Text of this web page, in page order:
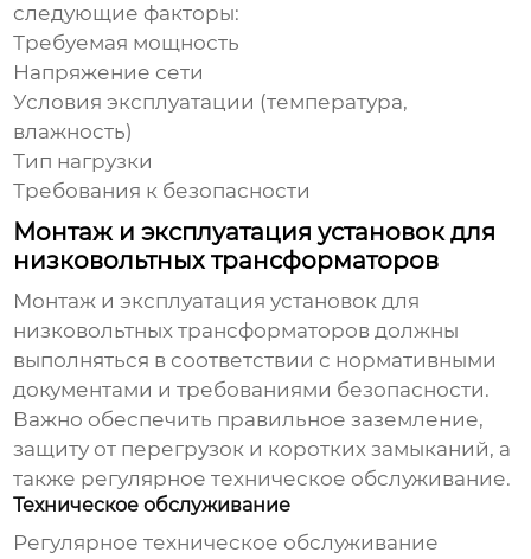
следующие факторы:
Требуемая мощность
Напряжение сети
Условия эксплуатации (температура,
влажность)
Тип нагрузки
Требования к безопасности
Монтаж и эксплуатация установок для
низковольтных трансформаторов
Монтаж и эксплуатацияустановок для
низковольтных трансформаторов должны
выполняться в соответствии с нормативными
документами и требованиями безопасности.
Важно обеспечить правильное заземление,
защиту от перегрузок и коротких замыканий, а
также регулярное техническое обслуживание.
Техническое обслуживание
Регулярное техническое обслуживание